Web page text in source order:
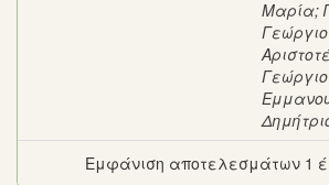
Μαρία;
Εμφάνιση αποτελεσμάτων 1